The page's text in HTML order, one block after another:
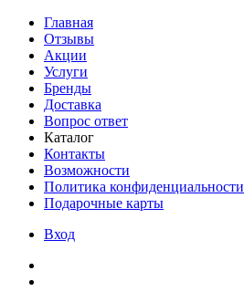
Главная
Отзывы
Акции
Услуги
Бренды
Доставка
Вопрос ответ
Каталог
Контакты
Возможности
Политика конфиденциальности
Подарочные карты
Вход